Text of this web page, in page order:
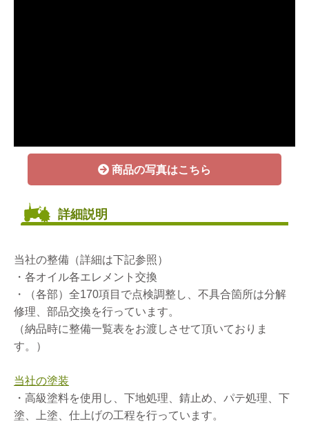
商品の写真はこちら
詳細説明
当社の整備（詳細は下記参照）
・各オイル各エレメント交換
・（各部）全170項目で点検調整し、不具合箇所は分解
修理、部品交換を行っています。
（納品時に整備一覧表をお渡しさせて頂いておりま
す。）
当社の塗装
・高級塗料を使用し、下地処理、錆止め、パテ処理、下
塗、上塗、仕上げの工程を行っています。